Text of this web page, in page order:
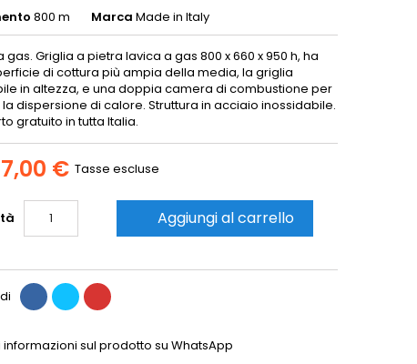
800 m Marca Made in Italy
gas. Griglia a pietra lavica a gas 800 x 660 x 950 h, ha
di cottura più ampia della media, la griglia
in altezza, e una doppia camera di combustione per
dispersione di calore. Struttura in acciaio inossidabile.
gratuito in tutta Italia.
€ Tasse escluse
Aggiungi al carrello
informazioni sul prodotto su WhatsApp